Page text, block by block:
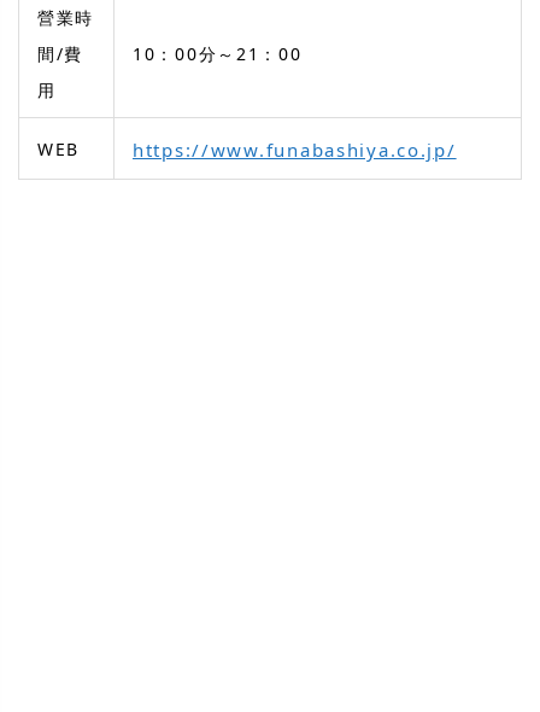
營業時
間/費
用
10：00分～21：00
WEB https://www.funabashiya.co.jp/